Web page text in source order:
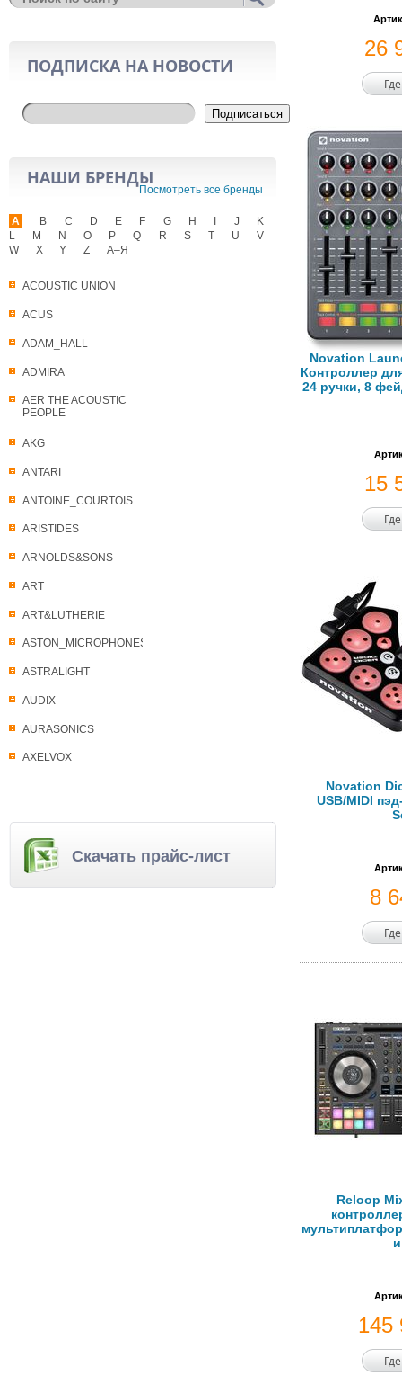
ПОДПИСКА НА НОВОСТИ
Подписаться
НАШИ БРЕНДЫ
Посмотреть все бренды
A
ACOUSTIC UNION
ACUS
ADAM_HALL
ADMIRA
AER THE ACOUSTIC
PEOPLE
AKG
ANTARI
ANTOINE_COURTOIS
ARISTIDES
ARNOLDS&SONS
ART
ART&LUTHERIE
ASTON_MICROPHONES
ASTRALIGHT
AUDIX
AURASONICS
AXELVOX
B C D E F G H J
K
L
M N O P Q R S T U
V
W
X Y Z А–Я
Скачать прайс-лист
26
Novation
Контроллер
24 ручки, 8
15
Novation
USB/MIDI
8
Reloop
145